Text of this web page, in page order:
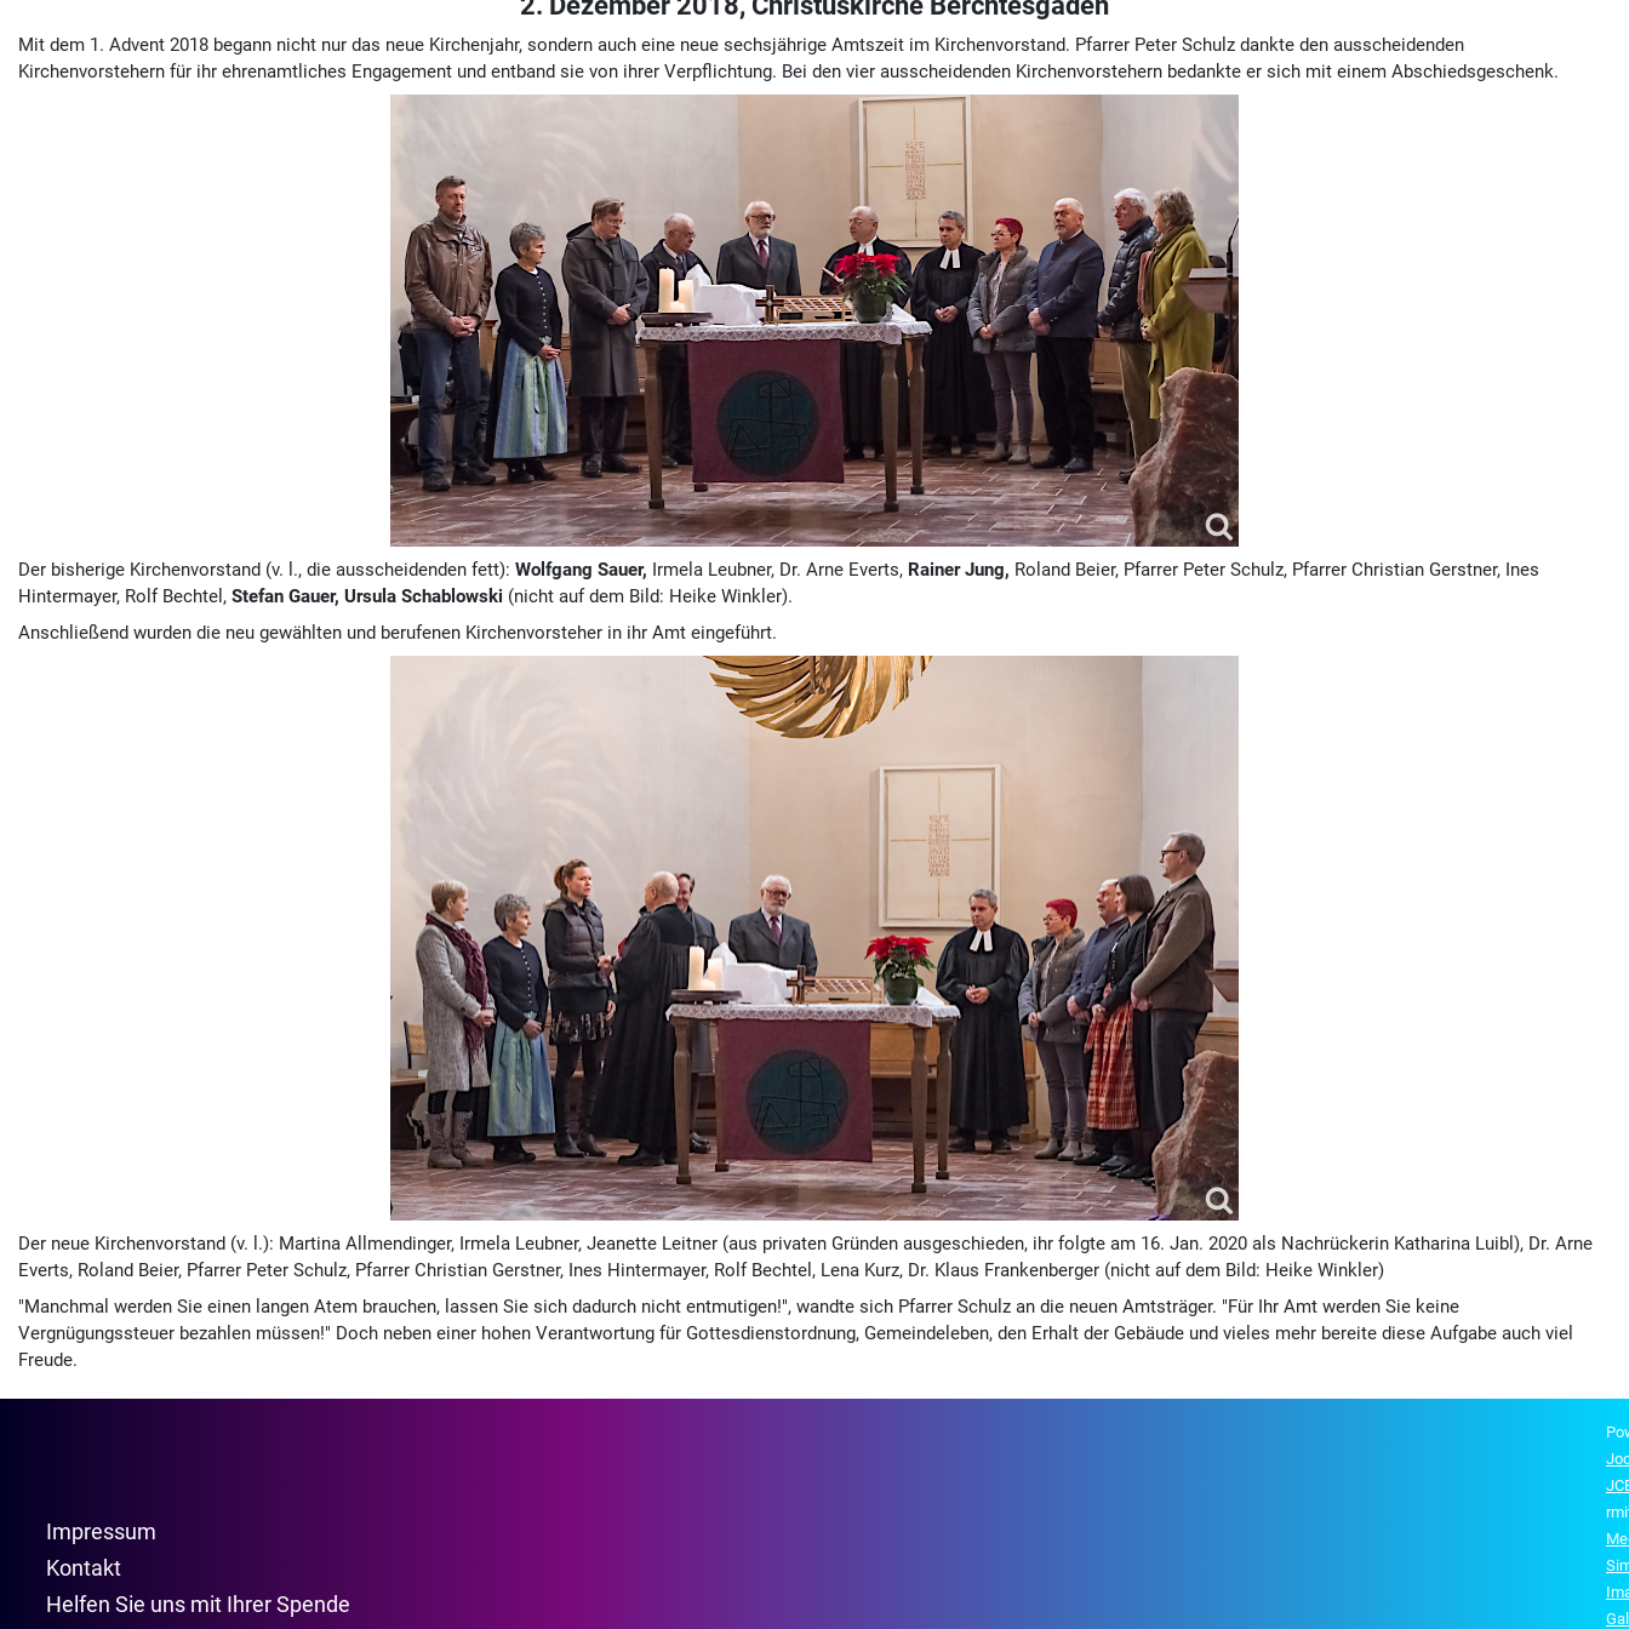
Mit dem 1. Advent 2018 begann nicht nur das neue Kirchenjahr, sondern auch eine neue sechsjährige Amtszeit im Kirchenvorstand. Pfarrer Peter Schulz dankte den aus­scheidenden
Kirchenvorstehern für ihr ehrenamtliches Engagement und entband sie von ihrer Verpflichtung. Bei den vier ausscheidenden Kirchenvorstehern bedankte er sich mit einem Abschiedsgeschenk.
Der bisherige Kirchenvorstand (v. l., die ausscheidenden fett): Wolfgang Sauer, Irmela Leubner, Dr. Arne Everts, Rainer Jung, Roland Beier, Pfarrer Peter Schulz, Pfarrer Christian Gerstner, Ines
Hintermayer, Rolf Bechtel, Stefan Gauer, Ursula Schablowski (nicht auf dem Bild: Heike Winkler).
Anschließend wurden die neu gewählten und berufenen Kirchenvorsteher in ihr Amt eingeführt.
Der neue Kirchenvorstand (v. l.): Martina Allmendinger, Irmela Leubner, Jeanette Leitner (aus privaten Gründen ausgeschieden, ihr folgte am 16. Jan. 2020 als Nachrückerin Katharina Luibl), Dr. Arne
Everts, Roland Beier, Pfarrer Peter Schulz, Pfarrer Christian Gerstner, Ines Hintermayer, Rolf Bechtel, Lena Kurz, Dr. Klaus Frankenberger (nicht auf dem Bild: Heike Winkler)
"Manchmal werden Sie einen langen Atem brauchen, lassen Sie sich dadurch nicht entmutigen!", wandte sich Pfarrer Schulz an die neuen Amtsträger. "Für Ihr Amt werden Sie keine
Vergnügungssteuer bezahlen müssen!" Doch neben einer hohen Verantwortung für Gottesdienstordnung, Gemeindeleben, den Erhalt der Ge­bäude und vieles mehr bereite diese Aufgabe auch viel
Freude.
Impressum
Kontakt
Helfen Sie uns mit Ihrer Spende